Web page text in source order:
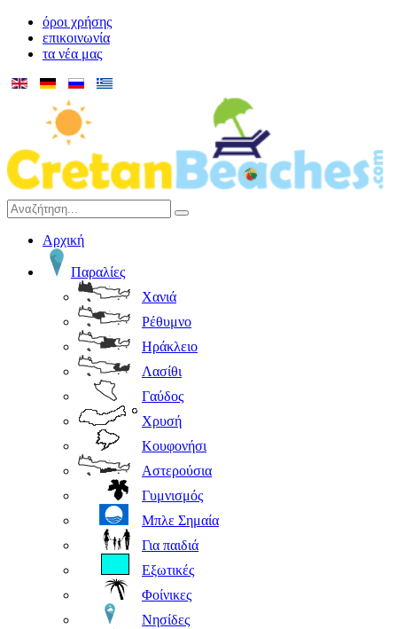
όροι χρήσης
επικοινωνία
τα νέα μας
Αρχική
Παραλίες
Χανιά
Ρέθυμνο
Ηράκλειο
Λασίθι
Γαύδος
Χρυσή
Κουφονήσι
Αστερούσια
Γυμνισμός
Μπλε Σημαία
Για παιδιά
Εξωτικές
Φοίνικες
Νησίδες